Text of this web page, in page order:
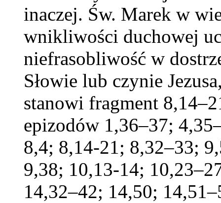
inaczej. Św. Marek w
wnikliwości duchowej
niefrasobliwość w
Słowie lub czynie
stanowi fragment
epizodów 1,36–37;
8,4; 8,14-21; 8,32–33;
9,38; 10,13-14;
14,32–42; 14,50;